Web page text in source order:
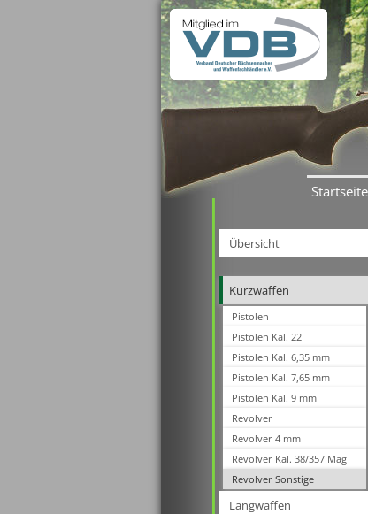
Startseite
Übersicht
Kurzwaffen
Pistolen
Pistolen Kal. 22
Pistolen Kal. 6,35 mm
Pistolen Kal. 7,65 mm
Pistolen Kal. 9 mm
Revolver
Revolver 4 mm
Revolver Kal. 38/357 Mag
Revolver Sonstige
Langwaffen